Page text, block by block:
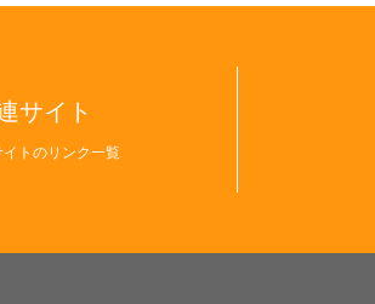
サイト
トのリンク一覧